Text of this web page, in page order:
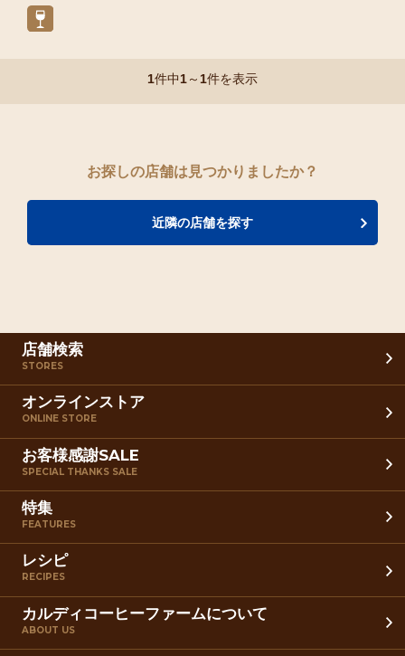
1件中1～ 1件を表示
お探しの店舗は見つかりましたか？
近隣の店舗を探す
店舗検索
STORES
オンラインストア
ONLINE STORE
お客様感謝SALE
SPECIAL THANKS SALE
特集
FEATURES
レシピ
RECIPES
カルディコーヒーファームについて
ABOUT US